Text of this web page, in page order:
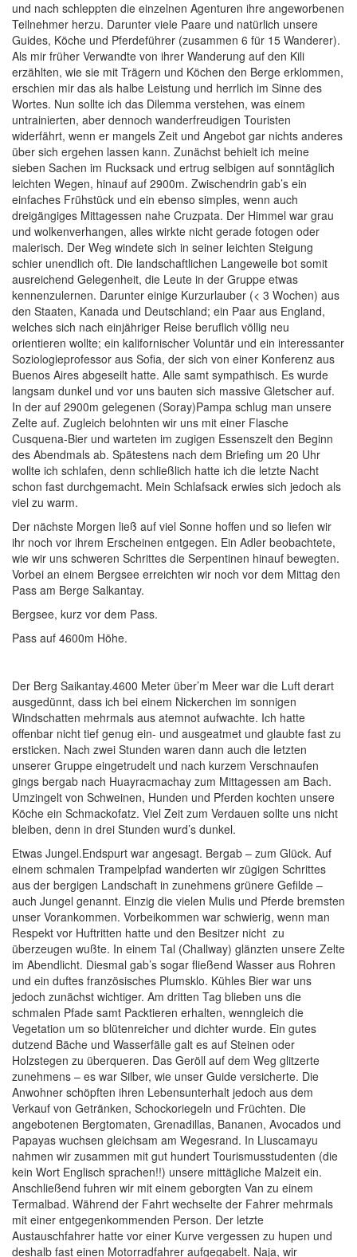
und nach schleppten die einzelnen Agenturen ihre angeworbenen
Teilnehmer herzu. Darunter viele Paare und natürlich unsere
Guides, Köche und Pferdeführer (zusammen 6 für 15 Wanderer).
Als mir früher Verwandte von ihrer Wanderung auf den Kili
erzählten, wie sie mit Trägern und Köchen den Berge erklommen,
erschien mir das als halbe Leistung und herrlich im Sinne des
Wortes. Nun sollte ich das Dilemma verstehen, was einem
untrainierten, aber dennoch wanderfreudigen Touristen
widerfährt, wenn er mangels Zeit und Angebot gar nichts anderes
über sich ergehen lassen kann. Zunächst behielt ich meine
sieben Sachen im Rucksack und ertrug selbigen auf sonntäglich
leichten Wegen, hinauf auf 2900m. Zwischendrin gab’s ein
einfaches Frühstück und ein ebenso simples, wenn auch
dreigängiges Mittagessen nahe Cruzpata. Der Himmel war grau
und wolkenverhangen, alles wirkte nicht gerade fotogen oder
malerisch. Der Weg windete sich in seiner leichten Steigung
schier unendlich oft. Die landschaftlichen Langeweile bot somit
ausreichend Gelegenheit, die Leute in der Gruppe etwas
kennenzulernen. Darunter einige Kurzurlauber (< 3 Wochen) aus
den Staaten, Kanada und Deutschland; ein Paar aus England,
welches sich nach einjähriger Reise beruflich völlig neu
orientieren wollte; ein kalifornischer Voluntär und ein interessanter
Soziologieprofessor aus Sofia, der sich von einer Konferenz aus
Buenos Aires abgeseilt hatte. Alle samt sympathisch. Es wurde
langsam dunkel und vor uns bauten sich massive Gletscher auf.
In der auf 2900m gelegenen (Soray)Pampa schlug man unsere
Zelte auf. Zugleich belohnten wir uns mit einer Flasche
Cusquena-Bier und warteten im zugigen Essenszelt den Beginn
des Abendmals ab. Spätestens nach dem Briefing um 20 Uhr
wollte ich schlafen, denn schließlich hatte ich die letzte Nacht
schon fast durchgemacht. Mein Schlafsack erwies sich jedoch als
viel zu warm.
Der nächste Morgen ließ auf viel Sonne hoffen und so liefen wir
ihr noch vor ihrem Erscheinen entgegen. Ein Adler beobachtete,
wie wir uns schweren Schrittes die Serpentinen hinauf bewegten.
Vorbei an einem Bergsee erreichten wir noch vor dem Mittag den
Pass am Berge Salkantay.
Bergsee, kurz vor dem Pass.
Pass auf 4600m Höhe.
Der Berg Saikantay.4600 Meter über’m Meer war die Luft derart
ausgedünnt, dass ich bei einem Nickerchen im sonnigen
Windschatten mehrmals aus atemnot aufwachte. Ich hatte
offenbar nicht tief genug ein- und ausgeatmet und glaubte fast zu
ersticken. Nach zwei Stunden waren dann auch die letzten
unserer Gruppe eingetrudelt und nach kurzem Verschnaufen
gings bergab nach Huayracmachay zum Mittagessen am Bach.
Umzingelt von Schweinen, Hunden und Pferden kochten unsere
Köche ein Schmackofatz. Viel Zeit zum Verdauen sollte uns nicht
bleiben, denn in drei Stunden wurd’s dunkel.
Etwas Jungel.Endspurt war angesagt. Bergab – zum Glück. Auf
einem schmalen Trampelpfad wanderten wir zügigen Schrittes
aus der bergigen Landschaft in zunehmens grünere Gefilde –
auch Jungel genannt. Einzig die vielen Mulis und Pferde bremsten
unser Vorankommen. Vorbeikommen war schwierig, wenn man
Respekt vor Huftritten hatte und den Besitzer nicht zu
überzeugen wußte. In einem Tal (Challway) glänzten unsere Zelte
im Abendlicht. Diesmal gab’s sogar fließend Wasser aus Rohren
und ein duftes französisches Plumsklo. Kühles Bier war uns
jedoch zunächst wichtiger. Am dritten Tag blieben uns die
schmalen Pfade samt Packtieren erhalten, wenngleich die
Vegetation um so blütenreicher und dichter wurde. Ein gutes
dutzend Bäche und Wasserfälle galt es auf Steinen oder
Holzstegen zu überqueren. Das Geröll auf dem Weg glitzerte
zunehmens – es war Silber, wie unser Guide versicherte. Die
Anwohner schöpften ihren Lebensunterhalt jedoch aus dem
Verkauf von Getränken, Schockoriegeln und Früchten. Die
angebotenen Bergtomaten, Grenadillas, Bananen, Avocados und
Papayas wuchsen gleichsam am Wegesrand. In Lluscamayu
nahmen wir zusammen mit gut hundert Tourismusstudenten (die
kein Wort Englisch sprachen!!) unsere mittägliche Malzeit ein.
Anschließend fuhren wir mit einem geborgten Van zu einem
Termalbad. Während der Fahrt wechselte der Fahrer mehrmals
mit einer entgegenkommenden Person. Der letzte
Austauschfahrer hatte vor einer Kurve vergessen zu hupen und
deshalb fast einen Motorradfahrer aufgegabelt. Naja, wir